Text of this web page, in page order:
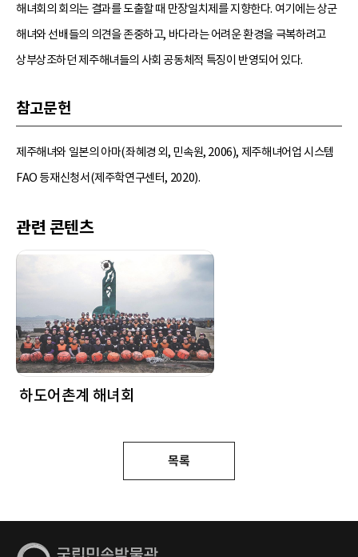
해녀회의 회의는 결과를 도출할 때 만장일치제를 지향한다. 여기에는 상군
해녀와 선배들의 의견을 존중하고, 바다라는 어려운 환경을 극복하려고
상부상조하던 제주해녀들의 사회 공동체적 특징이 반영되어 있다.
참고문헌
제주해녀와 일본의 아마(좌혜경 외, 민속원, 2006), 제주해녀어업 시스템
FAO 등재신청서(제주학연구센터, 2020).
관련 콘텐츠
하도어촌계 해녀회
목록